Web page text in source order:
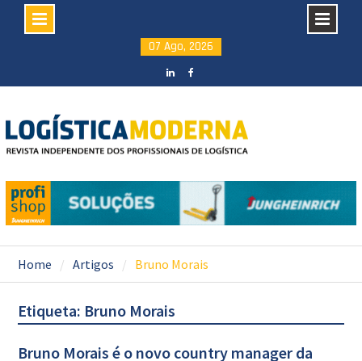
content
07 Ago, 2026
Home Artigos Bruno Morais
Etiqueta: Bruno Morais
Bruno Morais é o novo country manager da